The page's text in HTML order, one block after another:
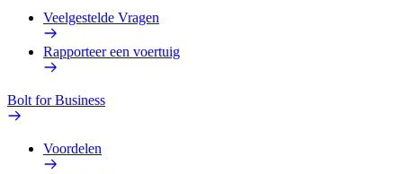
Veelgestelde Vragen
Rapporteer een voertuig
Bolt for Business
Voordelen